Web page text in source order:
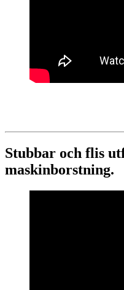
Stubbar och flis
maskinborstning.